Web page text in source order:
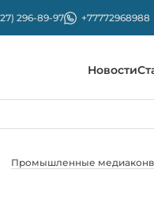
296-89-97 +77772968988
Новости
Промышленные